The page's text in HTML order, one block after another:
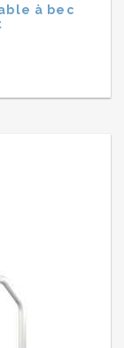
à bec